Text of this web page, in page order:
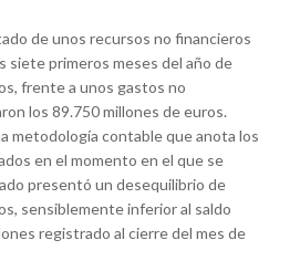
de unos recursos no financieros
siete primeros meses del año de
frente a unos gastos no
los 89.750 millones de euros.
metodología contable que anota los
en el momento en el que se
presentó un desequilibrio de
sensiblemente inferior al saldo
registrado al cierre del mes de